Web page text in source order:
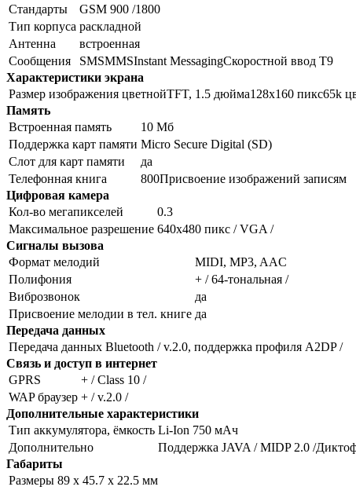
Стандарты
GSM 900 /1800
Тип корпуса раскладной
Антенна
встроенная
Сообщения
SMSMMSInstant MessagingСкоростной ввод T9
Характеристики экрана
Размер изображения цветнойTFT, 1.5 дюйма128x160 пикс65k
Память
Встроенная память
10 Мб
Поддержка карт памяти Micro Secure Digital (SD)
Слот для карт памяти
да
Телефонная книга
800Присвоение изображений записям
Цифровая камера
Кол-во мегапикселей
0.3
Максимальное разрешение 640x480 пикс / VGA /
Сигналы вызова
Формат мелодий
MIDI, MP3, AAC
Полифония
+ / 64-тональная /
Виброзвонок
да
Присвоение мелодии в тел. книге да
Передача данных
Передача данных Bluetooth / v.2.0, поддержка профиля A2DP /
Связь и доступ в интернет
GPRS
+ / Class 10 /
WAP браузер + / v.2.0 /
Дополнительные характеристики
Тип аккумулятора, ёмкость Li-Ion 750 мАч
Дополнительно
Поддержка JAVA / MIDP 2.0 /
Габариты
Размеры 89 x 45.7 x 22.5 мм